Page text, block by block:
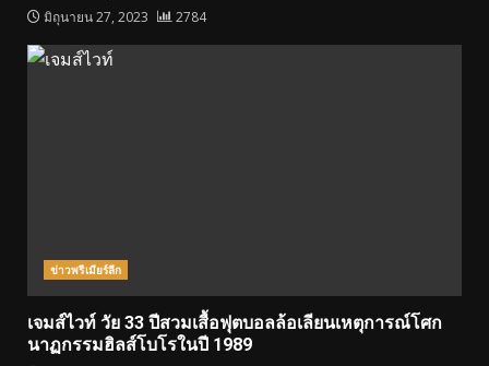
มิถุนายน 27, 2023 2784
ข่าวพรีเมียร์ลีก
เจมส์ไวท์ วัย 33 ปีสวมเสื้อฟุตบอลล้อเลียนเหตุการณ์โศก
นาฏกรรมฮิลส์โบโรในปี 1989